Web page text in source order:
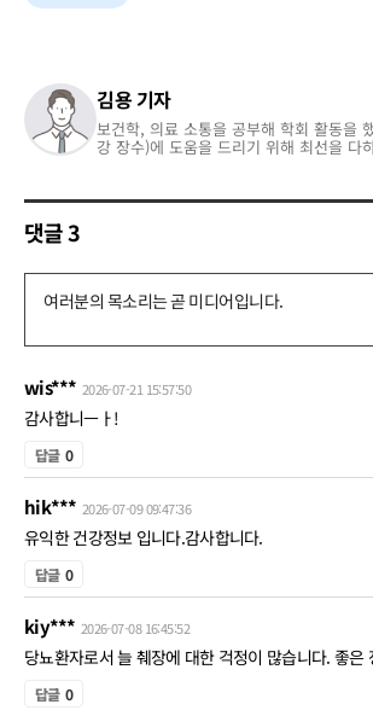
김용 기자
보건학, 의료 소통을 공부해 학회 활동을
강 장수)에 도움을 드리기 위해 최선을 다
댓글3
댓
쓰
기
wis*** 2026-07-21 15:57:50
감사합니ㅡㅏ!
답글 0
hik*** 2026-07-09 09:47:36
유익한 건강정보 입니다.감사합니다.
답글 0
kiy*** 2026-07-08 16:45:52
당뇨환자로서 늘 췌장에 대한 걱정이 많습니다. 좋은
답글 0